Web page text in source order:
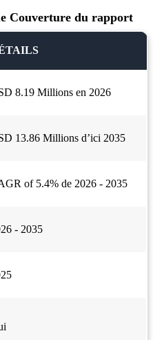
Couverture du rapport
8.19 Millions en 2026
13.86 Millions d’ici 2035
of 5.4% de 2026 - 2035
- 2035